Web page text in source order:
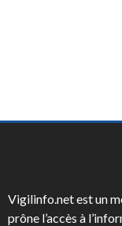
Vigilinfo.net est un
prône l’accès à